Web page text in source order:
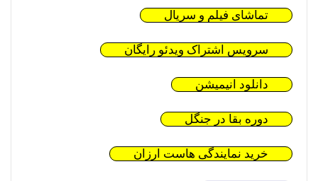
تماشای فیلم و سریال
سرویس اشتراک ویدئو رایگان
دانلود انیمیشن
دوره بقا در جنگل
خرید نمایندگی هاست ارزان